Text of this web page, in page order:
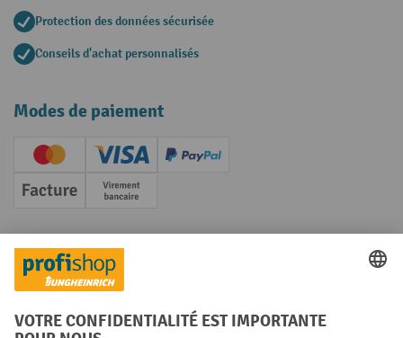
Protection des données sécurisée
Conseils d'achat personnalisés
Modes de paiement
Creditcard (Master)Creditcard (Visa)
PayPal
Facture Paiement anticipé
Réseaux sociaux
Facebook
YouTube
LinkedInInstagram